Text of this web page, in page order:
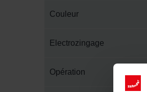
Couleur
Electrozingage
Opération